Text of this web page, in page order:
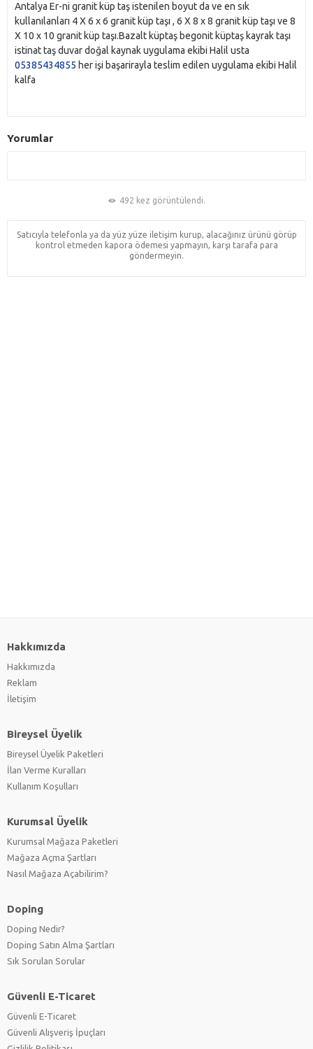
Antalya Er-ni granit küp taş istenilen boyut da ve en sık
kullanılanları 4 X 6 x 6 granit küp taşı , 6 X 8 x 8 granit küp taşı ve 8
X 10 x 10 granit küp taşı.Bazalt küptaş begonit küptaş kayrak taşı
istinat taş duvar doğal kaynak uygulama ekibi Halil usta
05385434855 her işi başarirayla teslim edilen uygulama ekibi Halil
kalfa
Yorumlar
492 kez görüntülendi.
Satıcıyla telefonla ya da yüz yüze iletişim kurup, alacağınız ürünü görüp
kontrol etmeden kapora ödemesi yapmayın, karşı tarafa para
göndermeyin.
Hakkımızda
Hakkımızda
Reklam
İletişim
Bireysel Üyelik
Bireysel Üyelik Paketleri
İlan Verme Kuralları
Kullanım Koşulları
Kurumsal Üyelik
Kurumsal Mağaza Paketleri
Mağaza Açma Şartları
Nasıl Mağaza Açabilirim?
Doping
Doping Nedir?
Doping Satın Alma Şartları
Sık Sorulan Sorular
Güvenli E-Ticaret
Güvenli E-Ticaret
Güvenli Alışveriş İpuçları